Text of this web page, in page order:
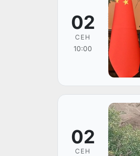
02
СЕН
10:00
02
СЕН